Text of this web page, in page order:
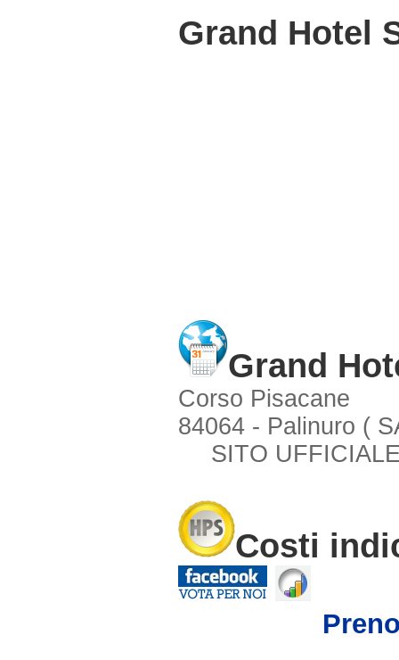
Grand Hotel
Grand
Corso Pisacane
84064 - Palinuro (
SITO
Costi